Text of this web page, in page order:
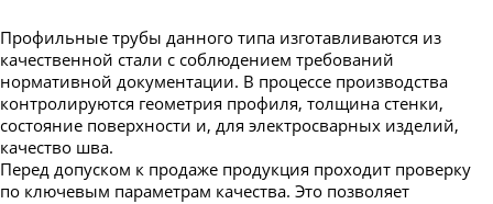
Профильные трубы данного типа изготавливаются из
качественной стали с соблюдением требований
нормативной документации. В процессе производства
контролируются геометрия профиля, толщина стенки,
состояние поверхности и, для электросварных изделий,
качество шва.
Перед допуском к продаже продукция проходит проверку
по ключевым параметрам качества. Это позволяет